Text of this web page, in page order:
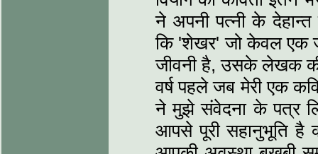
ने अपनी पत्नी के
कि 'शेखर' जो केवल एक
जीवनी है, उसके लेखक की
वर्ष पहले जब मेरी एक
ने मुझे संवेदना के पत्र
आपसे पूरी सहानुभूति है